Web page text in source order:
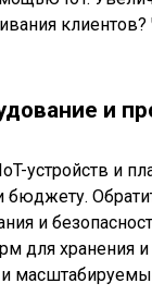
и
устройств и
бюджету.
и
для хранения
и